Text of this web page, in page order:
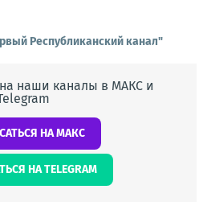
Республиканский канал"
наши каналы в МАКС и
НА МАКС
НА TELEGRAM